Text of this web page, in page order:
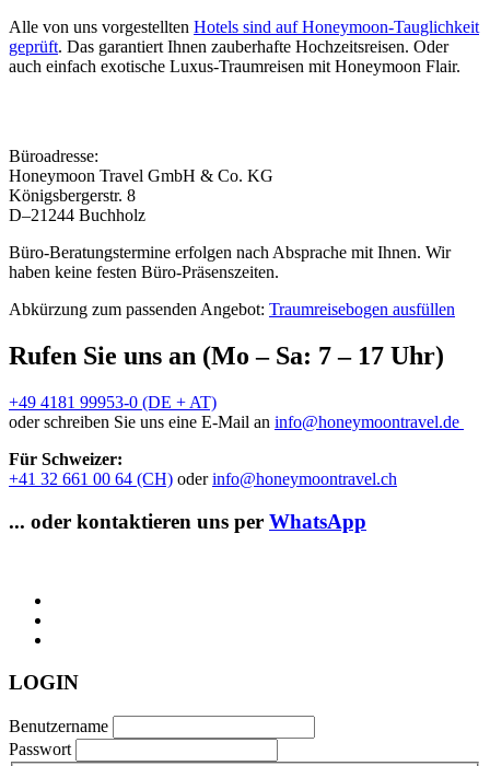
Alle von uns vorgestellten Hotels sind auf Honeymoon-Tauglichkeit
geprüft. Das garantiert Ihnen zauberhafte Hochzeitsreisen. Oder
auch einfach exotische Luxus-Traumreisen mit Honeymoon Flair.
Büroadresse:
Honeymoon Travel GmbH & Co. KG
Königsbergerstr. 8
D–21244 Buchholz
Büro-Beratungstermine erfolgen nach Absprache mit Ihnen. Wir
haben keine festen Büro-Präsenszeiten.
Abkürzung zum passenden Angebot: Traumreisebogen ausfüllen
Rufen Sie uns an (Mo – Sa: 7 – 17 Uhr)
+49 4181 99953-0 (DE + AT)
oder schreiben Sie uns eine E-Mail an info@honeymoontravel.de
Für Schweizer:
+41 32 661 00 64 (CH) oderinfo@honeymoontravel.ch
... oder kontaktieren uns per WhatsApp
LOGIN
Benutzername
Passwort